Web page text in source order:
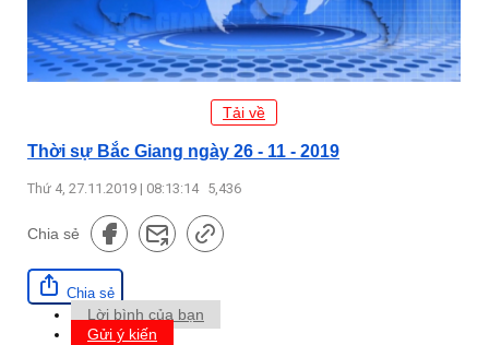
Tải về
Thời sự Bắc Giang ngày 26 - 11 - 2019
Thứ 4, 27.11.2019 | 08:13:14 5,436
Chia sẻ
Chia sẻ
Lời bình của bạn
Gửi ý kiến